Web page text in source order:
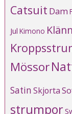
Catsuit Dam
Jul Kimono
Mössor
SatinSkjorta
strumpor